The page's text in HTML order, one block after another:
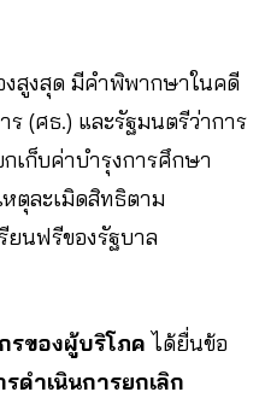
สูงสุด มีคำพิพากษาในคดี
(ศธ.) และรัฐมนตรีว่าการ
เก็บค่าบำรุงการศึกษา
ตุละเมิดสิทธิตาม
ยนฟรีของรัฐบาล
รของผู้บริโภค ได้ยื่นข้อ
ดำเนินการยกเลิก